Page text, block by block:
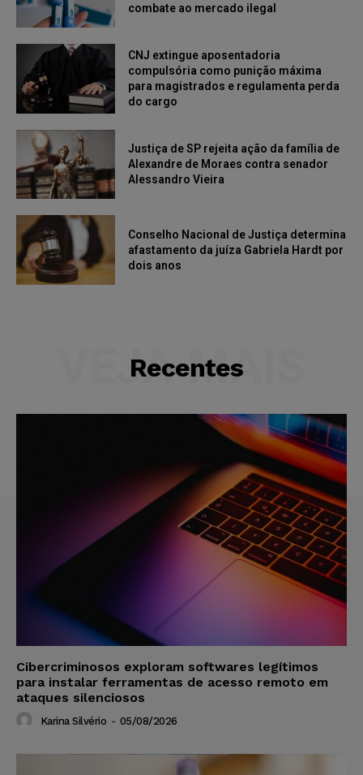
combate ao mercado ilegal
CNJ extingue aposentadoria
compulsória como punição máxima
para magistrados e regulamenta perda
do cargo
Justiça de SP rejeita ação da família de
Alexandre de Moraes contra senador
Alessandro Vieira
Conselho Nacional de Justiça determina
afastamento da juíza Gabriela Hardt por
dois anos
Recentes
VEJA MAIS
Cibercriminosos exploram softwares legítimos
para instalar ferramentas de acesso remoto em
ataques silenciosos
Karina Silvério - 05/08/2026